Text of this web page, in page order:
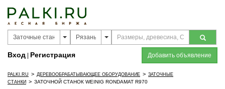
Вход | Регистрация Добавить объявление
PALKI.RU > ДЕРЕВООБРАБАТЫВАЮЩЕЕ ОБОРУДОВАНИЕ > ЗАТОЧНЫЕ
СТАНКИ > ЗАТОЧНОЙ СТАНОК WEINIG RONDAMAT R970